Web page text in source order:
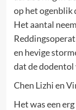
op het ogenblik
Het aantal
en hevige
dat de dodentol
Chen Lizhi en
Het was een